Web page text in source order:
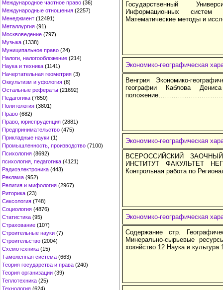
Международное частное право (36)
Международные отношения (2257)
Менеджмент (12491)
Металлургия (91)
Москвоведение (797)
Музыка (1338)
Муниципальное право (24)
Налоги, налогообложение (214)
Наука и техника (1141)
Начертательная геометрия (3)
Оккультизм и уфология (8)
Остальные рефераты (21692)
Педагогика (7850)
Политология (3801)
Право (682)
Право, юриспруденция (2881)
Предпринимательство (475)
Прикладные науки (1)
Промышленность, производство (7100)
Психология (8692)
психология, педагогика (4121)
Радиоэлектроника (443)
Реклама (952)
Религия и мифология (2967)
Риторика (23)
Сексология (748)
Социология (4876)
Статистика (95)
Страхование (107)
Строительные науки (7)
Строительство (2004)
Схемотехника (15)
Таможенная система (663)
Теория государства и права (240)
Теория организации (39)
Теплотехника (25)
Технология (624)
Государственный
Информационных систем
Математические методы и
Экономико-географическая
Венгрия Экономико-
географии Каблова
Экономико-географическая
ВСЕРОССИЙСКИЙ
ИНСТИТУТ ФАКУЛЬТЕТ
Контрольная работа по
Экономико-географическая
Содержание стр.
Минерально-сырьевые
хозяйство 12 Наука и